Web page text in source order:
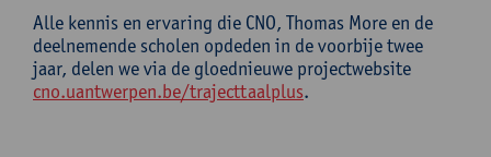
Alle kennis en ervaring die CNO, Thomas More en de
deelnemende scholen opdeden in de voorbije twee
jaar, delen we via de gloednieuwe projectwebsite
cno.uantwerpen.be/trajecttaalplus.